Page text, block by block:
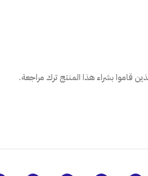
قاموا بشراء هذا المنتج ترك مراجعة.